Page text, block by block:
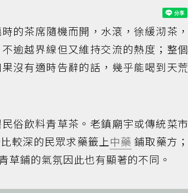
的茶席隨機而開，水滾，徐緩沏茶，
逾越界線但又維持交流的熱度；整個
沒有適時告辭的話，幾乎能喝到天荒
俗飲料青草茶。老鎮廟宇或傳統菜市
較深的民眾求藥籤上中藥 鋪取藥方；
草鋪的氣氛因此也有顯著的不同。